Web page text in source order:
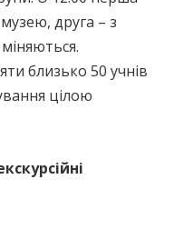
друга – з
близько 50 учнів
цілою